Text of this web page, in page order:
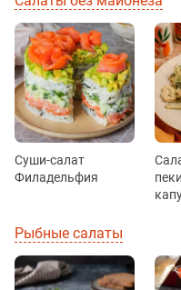
Суши-салат
Филадельфия
Рыбные салаты